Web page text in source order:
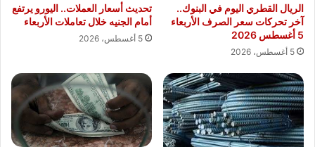
الريال القطري اليوم في البنوك..
آخر تحركات سعر الصرف الأربعاء
5 أغسطس 2026
5 أغسطس، 2026
تحديث أسعار العملات.. اليورو يرتفع
أمام الجنيه خلال تعاملات الأربعاء
5 أغسطس، 2026